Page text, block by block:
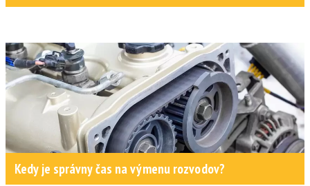
Kedy je správny čas na výmenu rozvodov?